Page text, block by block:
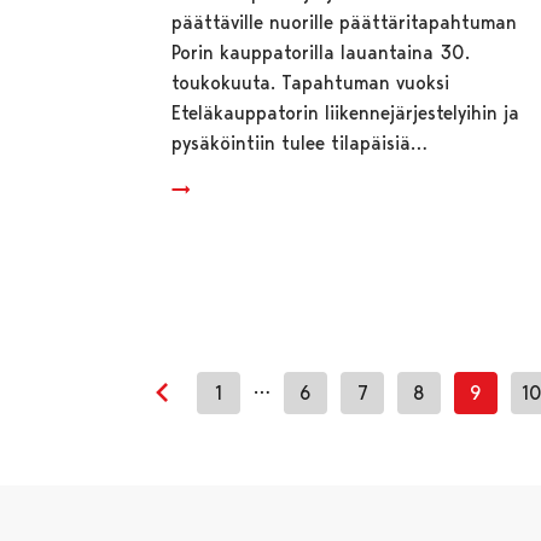
päättäville nuorille päättäritapahtuman
Porin kauppatorilla lauantaina 30.
toukokuuta. Tapahtuman vuoksi
Eteläkauppatorin liikennejärjestelyihin ja
pysäköintiin tulee tilapäisiä…
Edellinen sivu
1 … 6 7 8 9 10